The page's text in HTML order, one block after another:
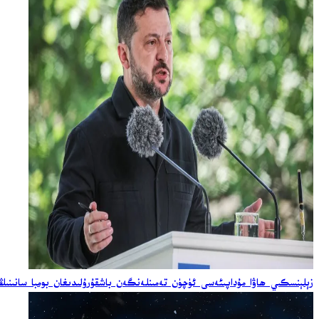
زېلېنسكىي ھاۋا مۇداپىئەسى ئۈچۈن تەمىنلەنگەن باشقۇرۇلىدىغان بومبا سانىنىڭ